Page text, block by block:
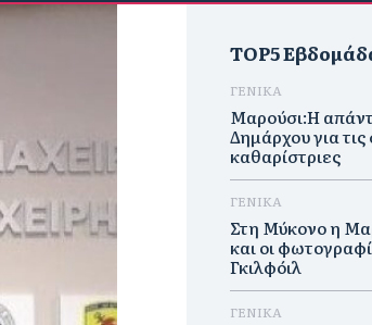
TOP5
ΓΕΝΙΚΑ
Μαρούσι:Η
Δημάρχου για τις
καθαρίστριες
ΓΕΝΙΚΑ
Στη Μύκονο η
και οι
Γκιλφόιλ
ΓΕΝΙΚΑ